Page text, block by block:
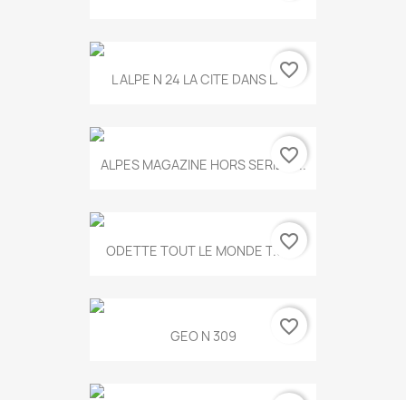
L ALPE N 24 LA CITE DANS LA...
favorite_border
ALPES MAGAZINE HORS SERIE N...
favorite_border
ODETTE TOUT LE MONDE T.546
favorite_border
GEO N 309 favorite_border